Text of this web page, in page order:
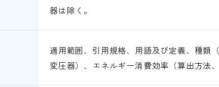
器は除く。
適用範囲、引用規格、用語及び定義、種類
変圧器）、エネルギー消費効率（算出方法